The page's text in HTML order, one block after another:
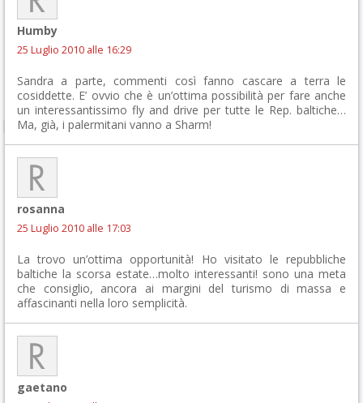
Humby
25 Luglio 2010 alle 16:29
Sandra a parte, commenti così fanno cascare a terra le
cosiddette. E’ ovvio che è un’ottima possibilità per fare anche
un interessantissimo fly and drive per tutte le Rep. baltiche…
Ma, già, i palermitani vanno a Sharm!
rosanna
25 Luglio 2010 alle 17:03
La trovo un’ottima opportunità! Ho visitato le repubbliche
baltiche la scorsa estate…molto interessanti! sono una meta
che consiglio, ancora ai margini del turismo di massa e
affascinanti nella loro semplicità.
gaetano